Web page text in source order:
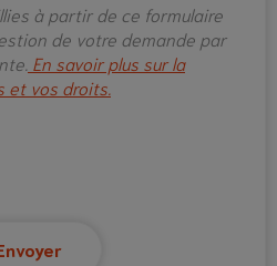
à partir de ce formulaire
de votre demande par
En savoir plus sur la
et vos droits.